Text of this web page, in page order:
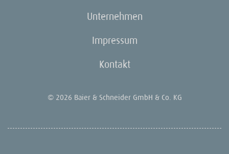
Unternehmen
Impressum
Kontakt
© 2026 Baier & Schneider GmbH & Co. KG